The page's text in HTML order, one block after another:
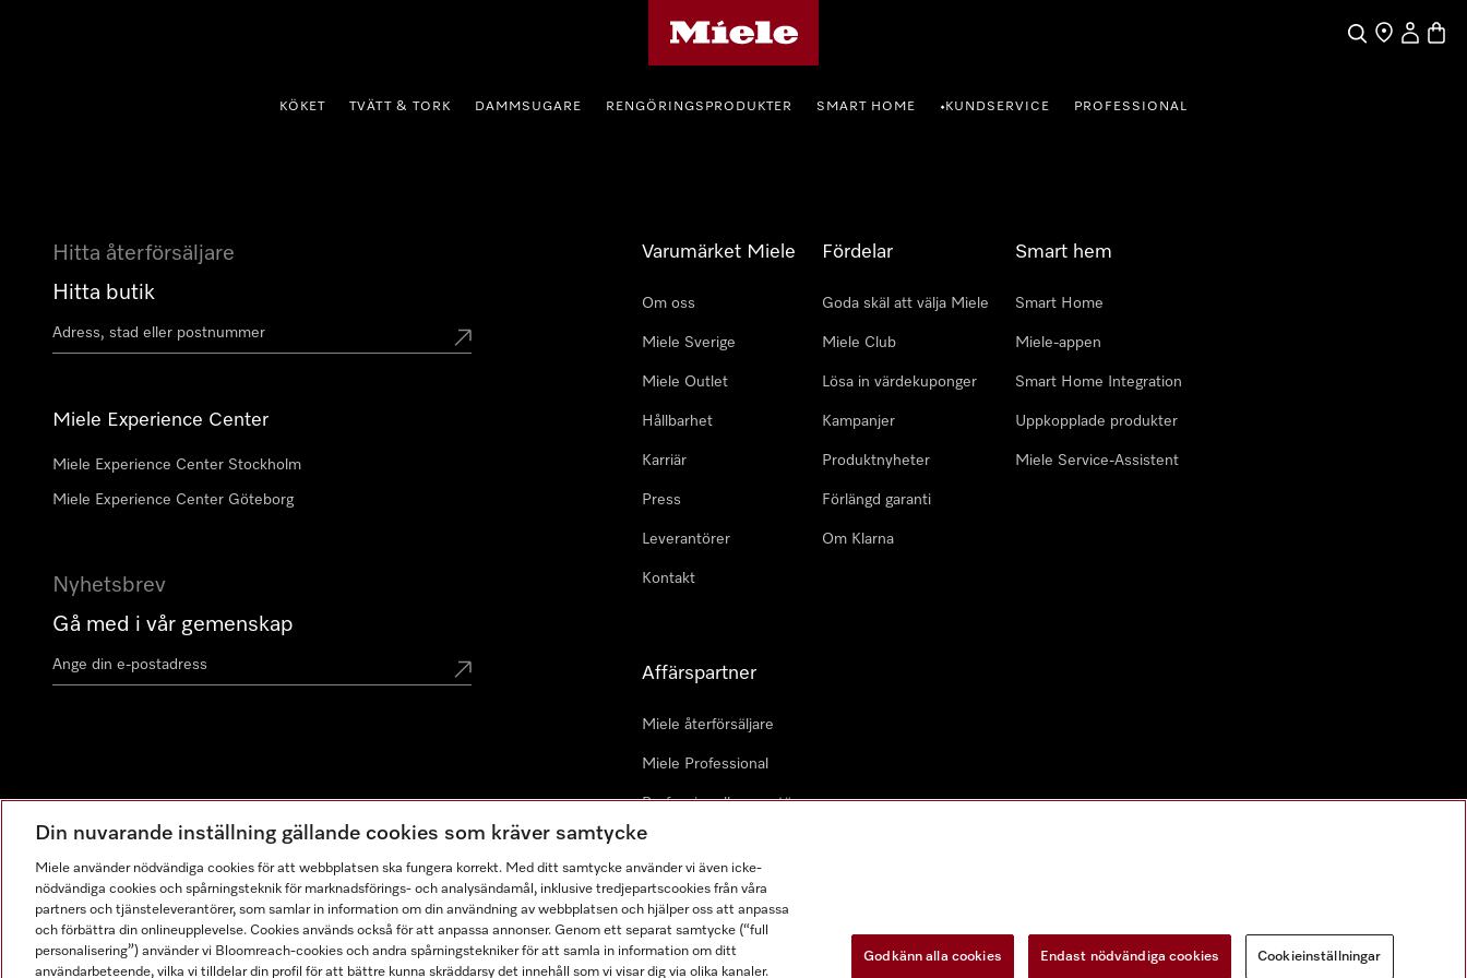
Sök
Hitta Butik
Mitt konto
KÖKET TVÄTT & TORK DAMMSUGARE RENGÖRINGSPRODUKTER SMART HOME •KUNDSERVICE PROFESSIONAL
Hitta återförsäljare
Hitta butik
Miele Experience Center
Miele Experience Center Stockholm
Miele Experience Center Göteborg
Nyhetsbrev
Gå med i vår gemenskap
Varumärket Miele
Om oss
Miele Sverige
Miele Outlet
Hållbarhet
Karriär
Press
Leverantörer
Kontakt
Fördelar
Goda skäl att välja Miele
Miele Club
Lösa in värdekuponger
Kampanjer
Produktnyheter
Förlängd garanti
Om Klarna
Smart hem
Smart Home
Miele-appen
Smart Home Integration
Uppkopplade produkter
Miele Service-Assistent
Affärspartner
Miele återförsäljare
Miele Professional
Professionell reparatör
Miele Marine
Arkitekter & Planerare
Din nuvarande inställning gällande cookies som kräver samtycke
Miele använder nödvändiga cookies för att webbplatsen ska fungera korrekt. Med ditt samtycke använder vi även icke-
nödvändiga cookies och spårningsteknik för marknadsförings- och analysändamål, inklusive tredjepartscookies från våra
partners och tjänsteleverantörer, som samlar in information om din användning av webbplatsen och hjälper oss att anpassa
och förbättra din onlineupplevelse. Cookies används också för att anpassa annonser. Genom ett separat samtycke (“full
personalisering”) använder vi Bloomreach-cookies och andra spårningstekniker för att samla in information om ditt
användarbeteende, vilka vi tilldelar din profil för att bättre kunna skräddarsy det innehåll som vi visar dig via olika kanaler.
Godkänn alla cookies Endast nödvändiga cookies Cookieinställningar